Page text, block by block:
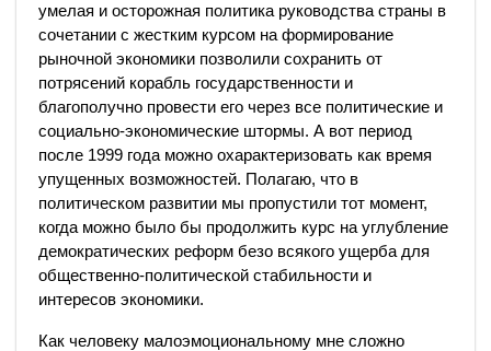
умелая и осторожная политика руководства страны в
сочетании с жестким курсом на формирование
рыночной экономики позволили сохранить от
потрясений корабль государственности и
благополучно провести его через все политические и
социально-экономические штормы. А вот период
после 1999 года можно охарактеризовать как время
упущенных возможностей. Полагаю, что в
политическом развитии мы пропустили тот момент,
когда можно было бы продолжить курс на углубление
демократических реформ безо всякого ущерба для
общественно-политической стабильности и
интересов экономики.
Как человеку малоэмоциональному мне сложно